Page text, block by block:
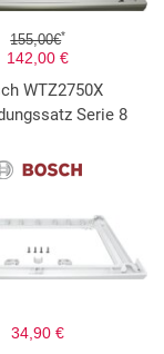
155,00€*
142,00 €
WTZ2750X
Serie 8
34,90 €